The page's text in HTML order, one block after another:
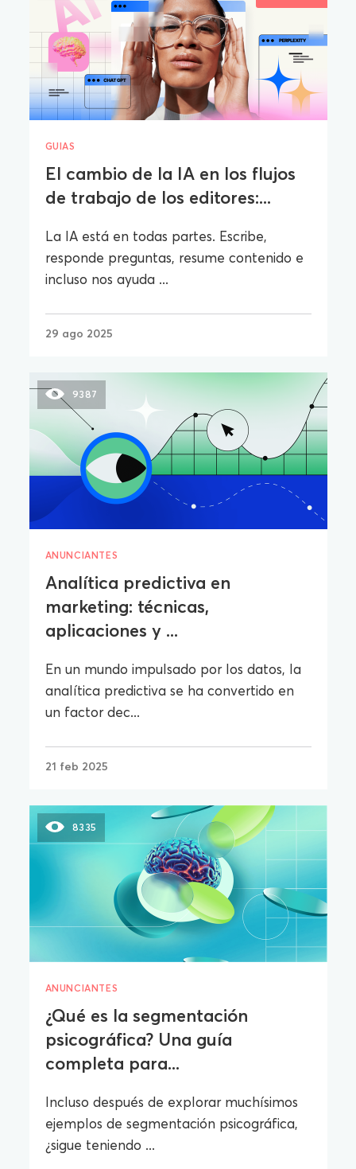
GUIAS
El cambio de la IA en los flujos
de trabajo de los editores:...
La IA está en todas partes. Escribe,
responde preguntas, resume contenido e
incluso nos ayuda ...
29 ago 2025
9387
ANUNCIANTES
Analítica predictiva en
marketing: técnicas,
aplicaciones y ...
En un mundo impulsado por los datos, la
analítica predictiva se ha convertido en
un factor dec...
21 feb 2025
8335
ANUNCIANTES
¿Qué es la segmentación
psicográfica? Una guía
completa para...
Incluso después de explorar muchísimos
ejemplos de segmentación psicográfica,
¿sigue teniendo ...